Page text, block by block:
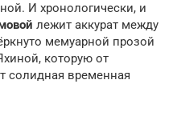
И хронологически, и
лежит аккурат между
мемуарной прозой
которую от
солидная временная